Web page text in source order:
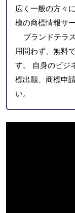
広く一般の方々
模の商標情報サ
ブランドテラ
用問わず、無料
す。 自身のビジ
標出願、商標申
い。